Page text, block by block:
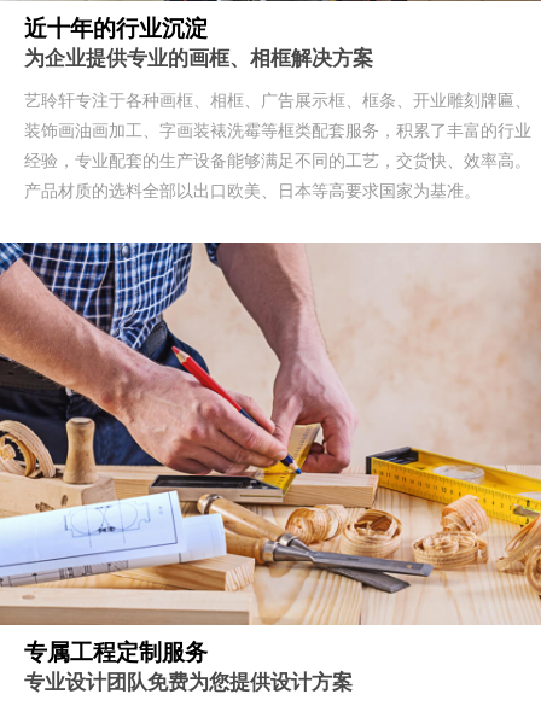
近十年的行业沉淀
为企业提供专业的画框、相框解决方案
艺聆轩专注于各种画框、相框、广告展示框、框条、开业雕刻牌匾、
装饰画油画加工、字画装裱洗霉等框类配套服务，积累了丰富的行业
经验，专业配套的生产设备能够满足不同的工艺，交货快、效率高。
产品材质的选料全部以出口欧美、日本等高要求国家为基准。
专属工程定制服务
专业设计团队免费为您提供设计方案